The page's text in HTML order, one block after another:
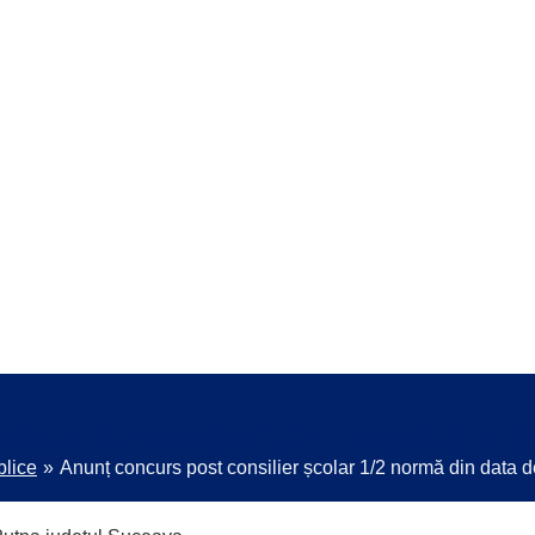
Anunț concurs post consilier școlar 1/2 normă din data